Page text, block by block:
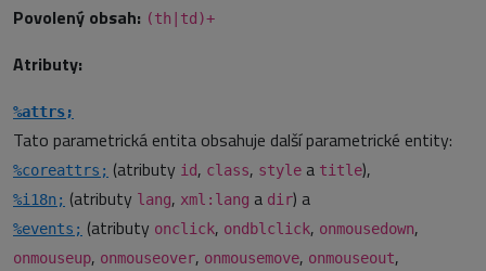
Povolený obsah: (th|td)+
Atributy:
%attrs;
Tato parametrická entita obsahuje další parametrické entity:
%coreattrs; (atributy id, class, style a title),
%i18n; (atributy lang, xml:lang a dir) a
%events; (atributy onclick, ondblclick, onmousedown,
onmouseup, onmouseover, onmousemove, onmouseout,